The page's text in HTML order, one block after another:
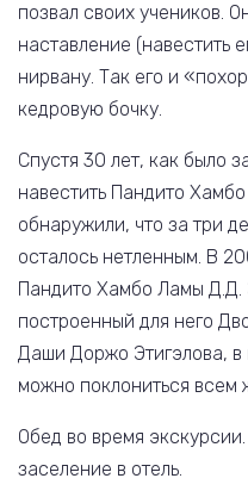
позвал своих учеников.
наставление (навестить
нирвану. Так его и
кедровую бочку.
Спустя 30 лет, как было
навестить Пандито
обнаружили, что за три
осталось нетленным. В
Пандито Хамбо Ламы Д.Д.
построенный для него
Даши Доржо Этигэлова, в
можно поклониться
Обед во время
заселение в отель.